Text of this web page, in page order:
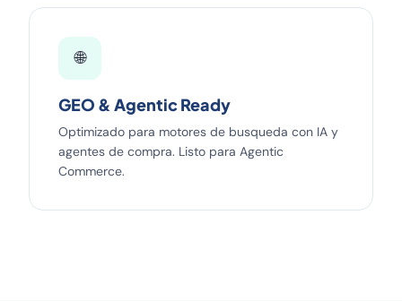
🌐
GEO & Agentic Ready
Optimizado para motores de busqueda con IA y
agentes de compra. Listo para Agentic
Commerce.